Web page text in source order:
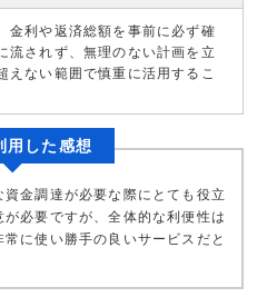
金利や返済総額を事前に必ず確
流されず、無理のない計画を立
えない範囲で慎重に活用するこ
用した感想
金調達が必要な際にとても役立
必要ですが、全体的な利便性は
に使い勝手の良いサービスだと